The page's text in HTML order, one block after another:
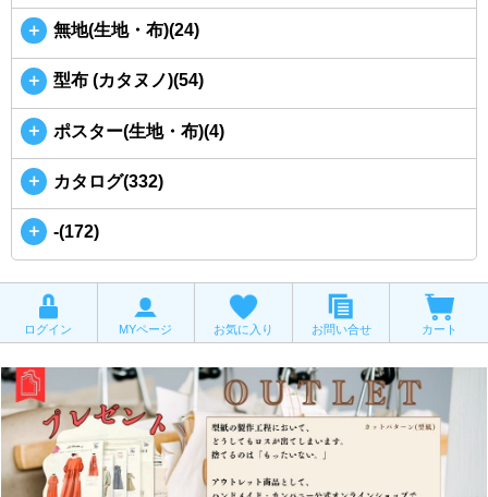
＋ 無地(生地・布)(24)
＋ 型布 (カタヌノ)(54)
＋ ポスター(生地・布)(4)
＋ カタログ(332)
＋ -(172)
ログイン MYページ お気に入り お問い合せ カート